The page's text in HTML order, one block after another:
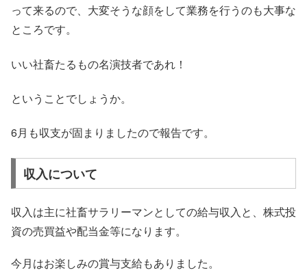
って来るので、大変そうな顔をして業務を行うのも大事な
ところです。
いい社畜たるもの名演技者であれ！
ということでしょうか。
6月も収支が固まりましたので報告です。
収入について
収入は主に社畜サラリーマンとしての給与収入と、株式投
資の売買益や配当金等になります。
今月はお楽しみの賞与支給もありました。